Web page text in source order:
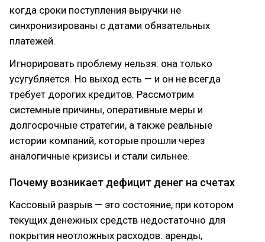
когда сроки поступления выручки не
синхронизированы с датами обязательных
платежей.
Игнорировать проблему нельзя: она только
усугубляется. Но выход есть — и он не всегда
требует дорогих кредитов. Рассмотрим
системные причины, оперативные меры и
долгосрочные стратегии, а также реальные
истории компаний, которые прошли через
аналогичные кризисы и стали сильнее.
Почему возникает дефицит денег на счетах
Кассовый разрыв — это состояние, при котором
текущих денежных средств недостаточно для
покрытия неотложных расходов: аренды,